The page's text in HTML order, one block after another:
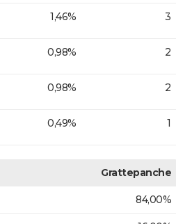
1,46% 3
0,98% 2
0,98% 2
0,49% 1
Grattepanche
84,00%